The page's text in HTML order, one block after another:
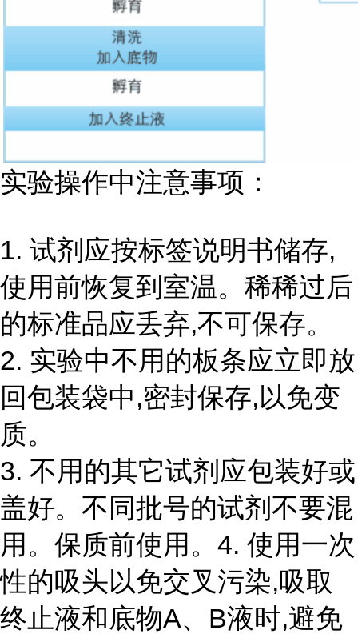
实验操作中注意事项：
1. 试剂应按标签说明书储存,
使用前恢复到室温。稀稀过后
的标准品应丢弃,不可保存。
2. 实验中不用的板条应立即放
回包装袋中,密封保存,以免变
质。
3. 不用的其它试剂应包装好或
盖好。不同批号的试剂不要混
用。保质前使用。4. 使用一次
性的吸头以免交叉污染,吸取
终止液和底物A、B液时,避免